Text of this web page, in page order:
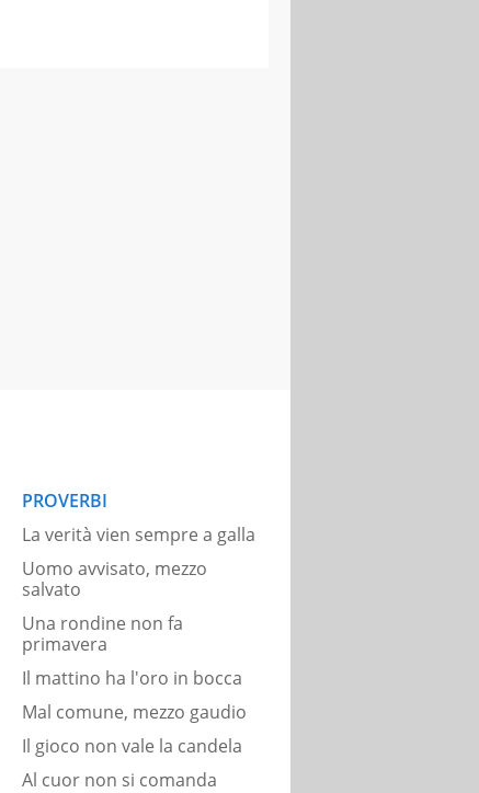
PROVERBI
La verità vien sempre a galla
Uomo avvisato, mezzo
salvato
Una rondine non fa
primavera
Il mattino ha l'oro in bocca
Mal comune, mezzo gaudio
Il gioco non vale la candela
Al cuor non si comanda